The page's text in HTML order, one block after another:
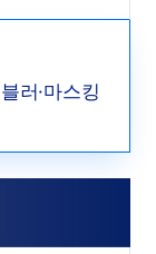
러·마스킹